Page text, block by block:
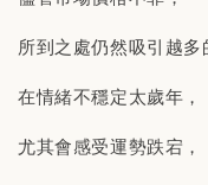
所到之處仍然吸引越多
在情緒不穩定太歲年，
尤其會感受運勢跌宕，